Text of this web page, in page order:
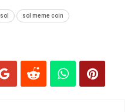
sol sol meme coin